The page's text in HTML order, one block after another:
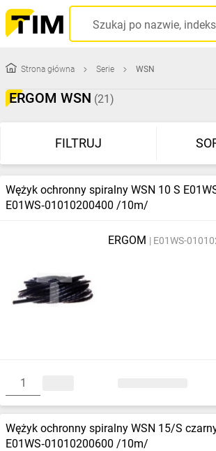
Strona główna Serie WSN
ERGOM WSN (21)
FILTRUJ
Wężyk ochronny spiralny WSN 10 S
E01WS‑01010200400 /10m/
ERGOM E01WS-
Wężyk ochronny spiralny WSN 15/S
E01WS‑01010200600 /10m/